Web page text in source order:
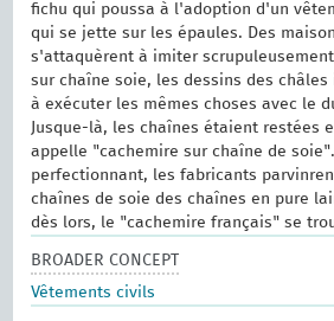
fichu qui poussa à l'adoption d'un
qui se jette sur les épaules. Des
s'attaquèrent à imiter
sur chaîne soie, les dessins des
à exécuter les mêmes choses avec le
Jusque-là, les chaînes étaient restées
appelle "cachemire sur chaîne de
perfectionnant, les fabricants
chaînes de soie des chaînes en pure
dès lors, le "cachemire français" se
BROADER CONCEPT
Vêtements civils